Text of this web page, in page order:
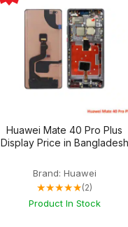
Huawei Mate 40 Pro Plus
Display Price in Bangladesh
Brand: Huawei
★★★★★(2)
Product In Stock